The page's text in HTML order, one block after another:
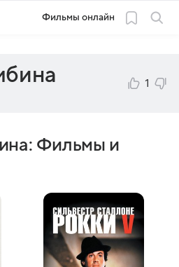
Фильмы онлайн
1
Фильмы и